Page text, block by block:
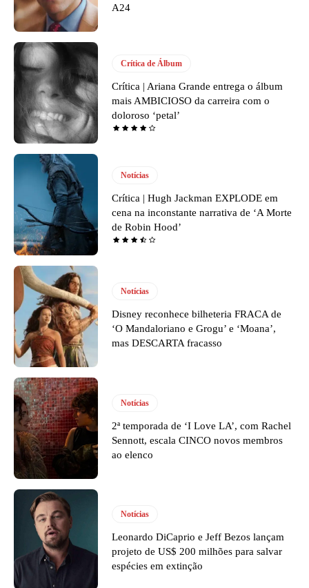
A24
Crítica de Álbum
Crítica | Ariana Grande entrega o álbum
mais AMBICIOSO da carreira com o
doloroso ‘petal’
Notícias
Crítica | Hugh Jackman EXPLODE em
cena na inconstante narrativa de ‘A Morte
de Robin Hood’
Notícias
Disney reconhece bilheteria FRACA de
‘O Mandaloriano e Grogu’ e ‘Moana’,
mas DESCARTA fracasso
Notícias
2ª temporada de ‘I Love LA’, com Rachel
Sennott, escala CINCO novos membros
ao elenco
Notícias
Leonardo DiCaprio e Jeff Bezos lançam
projeto de US$ 200 milhões para salvar
espécies em extinção